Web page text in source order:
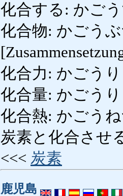
化合する: かごう
化合物: かごうぶ
化合力: かごうり
化合量: かごう
化合熱: かごうね
炭素と化合させ
<<< 炭素
鹿児島